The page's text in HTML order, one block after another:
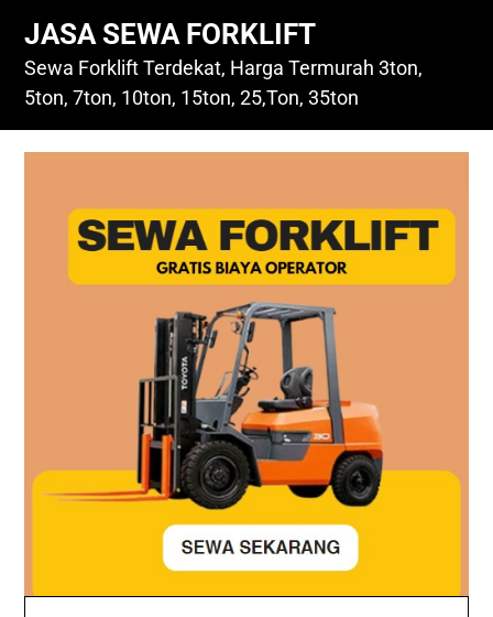
content
JASA SEWA FORKLIFT
Sewa Forklift Terdekat, Harga Termurah 3ton,
5ton, 7ton, 10ton, 15ton, 25,Ton, 35ton